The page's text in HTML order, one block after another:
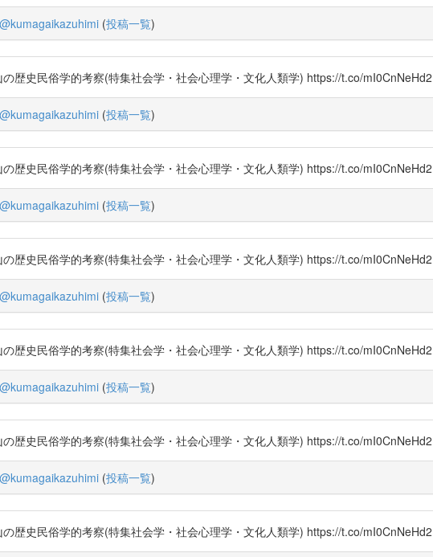
@kumagaikazuhimi (投稿一覧)
歴史民俗学的考察(特集社会学・社会心理学・文化人類学) https://t.co/mI0CnNeHd2
@kumagaikazuhimi (投稿一覧)
歴史民俗学的考察(特集社会学・社会心理学・文化人類学) https://t.co/mI0CnNeHd2
@kumagaikazuhimi (投稿一覧)
歴史民俗学的考察(特集社会学・社会心理学・文化人類学) https://t.co/mI0CnNeHd2
@kumagaikazuhimi (投稿一覧)
歴史民俗学的考察(特集社会学・社会心理学・文化人類学) https://t.co/mI0CnNeHd2
@kumagaikazuhimi (投稿一覧)
歴史民俗学的考察(特集社会学・社会心理学・文化人類学) https://t.co/mI0CnNeHd2
@kumagaikazuhimi (投稿一覧)
歴史民俗学的考察(特集社会学・社会心理学・文化人類学) https://t.co/mI0CnNeHd2